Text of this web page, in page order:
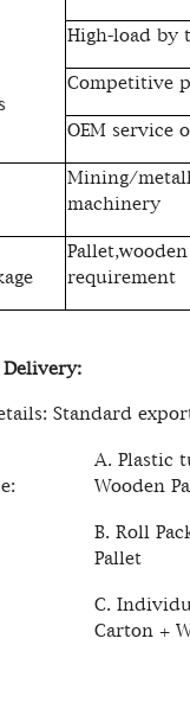
High-load by
Competitive
OEM service
Mining/
machinery
requirement
Delivery:
Standard
A. Plastic
Wooden
B. Roll
Pallet
C.
Carton +